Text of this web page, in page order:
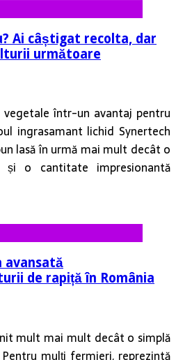
Ai câștigat recolta, dar
următoare
într-un avantaj pentru
ingrasamant lichid Synertech
lasă în urmă mai mult decât o
și o cantitate impresionantă
avansată
de rapiță în România
mult mai mult decât o simplă
mulți fermieri, reprezintă